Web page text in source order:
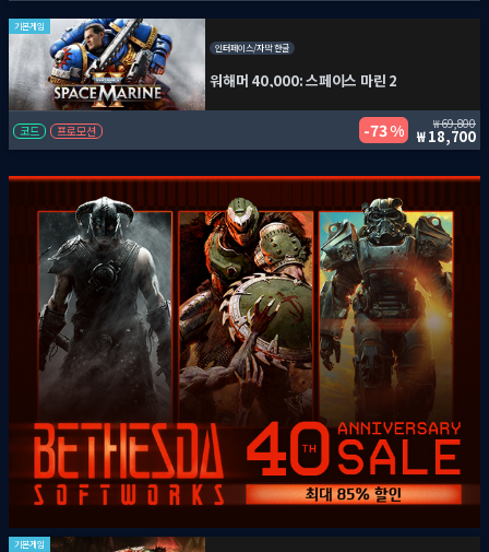
기본게임
인터페이스/자막 한글
워해머 40,000: 스페이스 마린 2
코드 프로모션 73 % 69,800
18,700
기본게임